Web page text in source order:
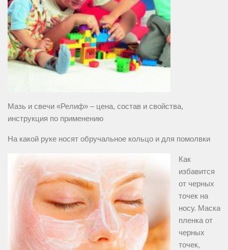
Мазь и свечи «Релиф» – цена, состав и свойства,
инструкция по применению
На какой руке носят обручальное кольцо и для помолвки
Как
избавится
от черных
точек на
носу. Маска
пленка от
черных
точек,